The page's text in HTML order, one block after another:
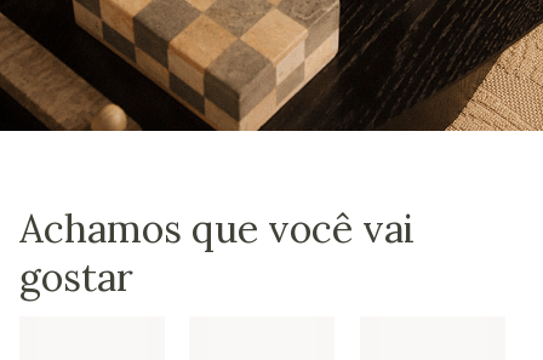
Achamos que você vai
gostar